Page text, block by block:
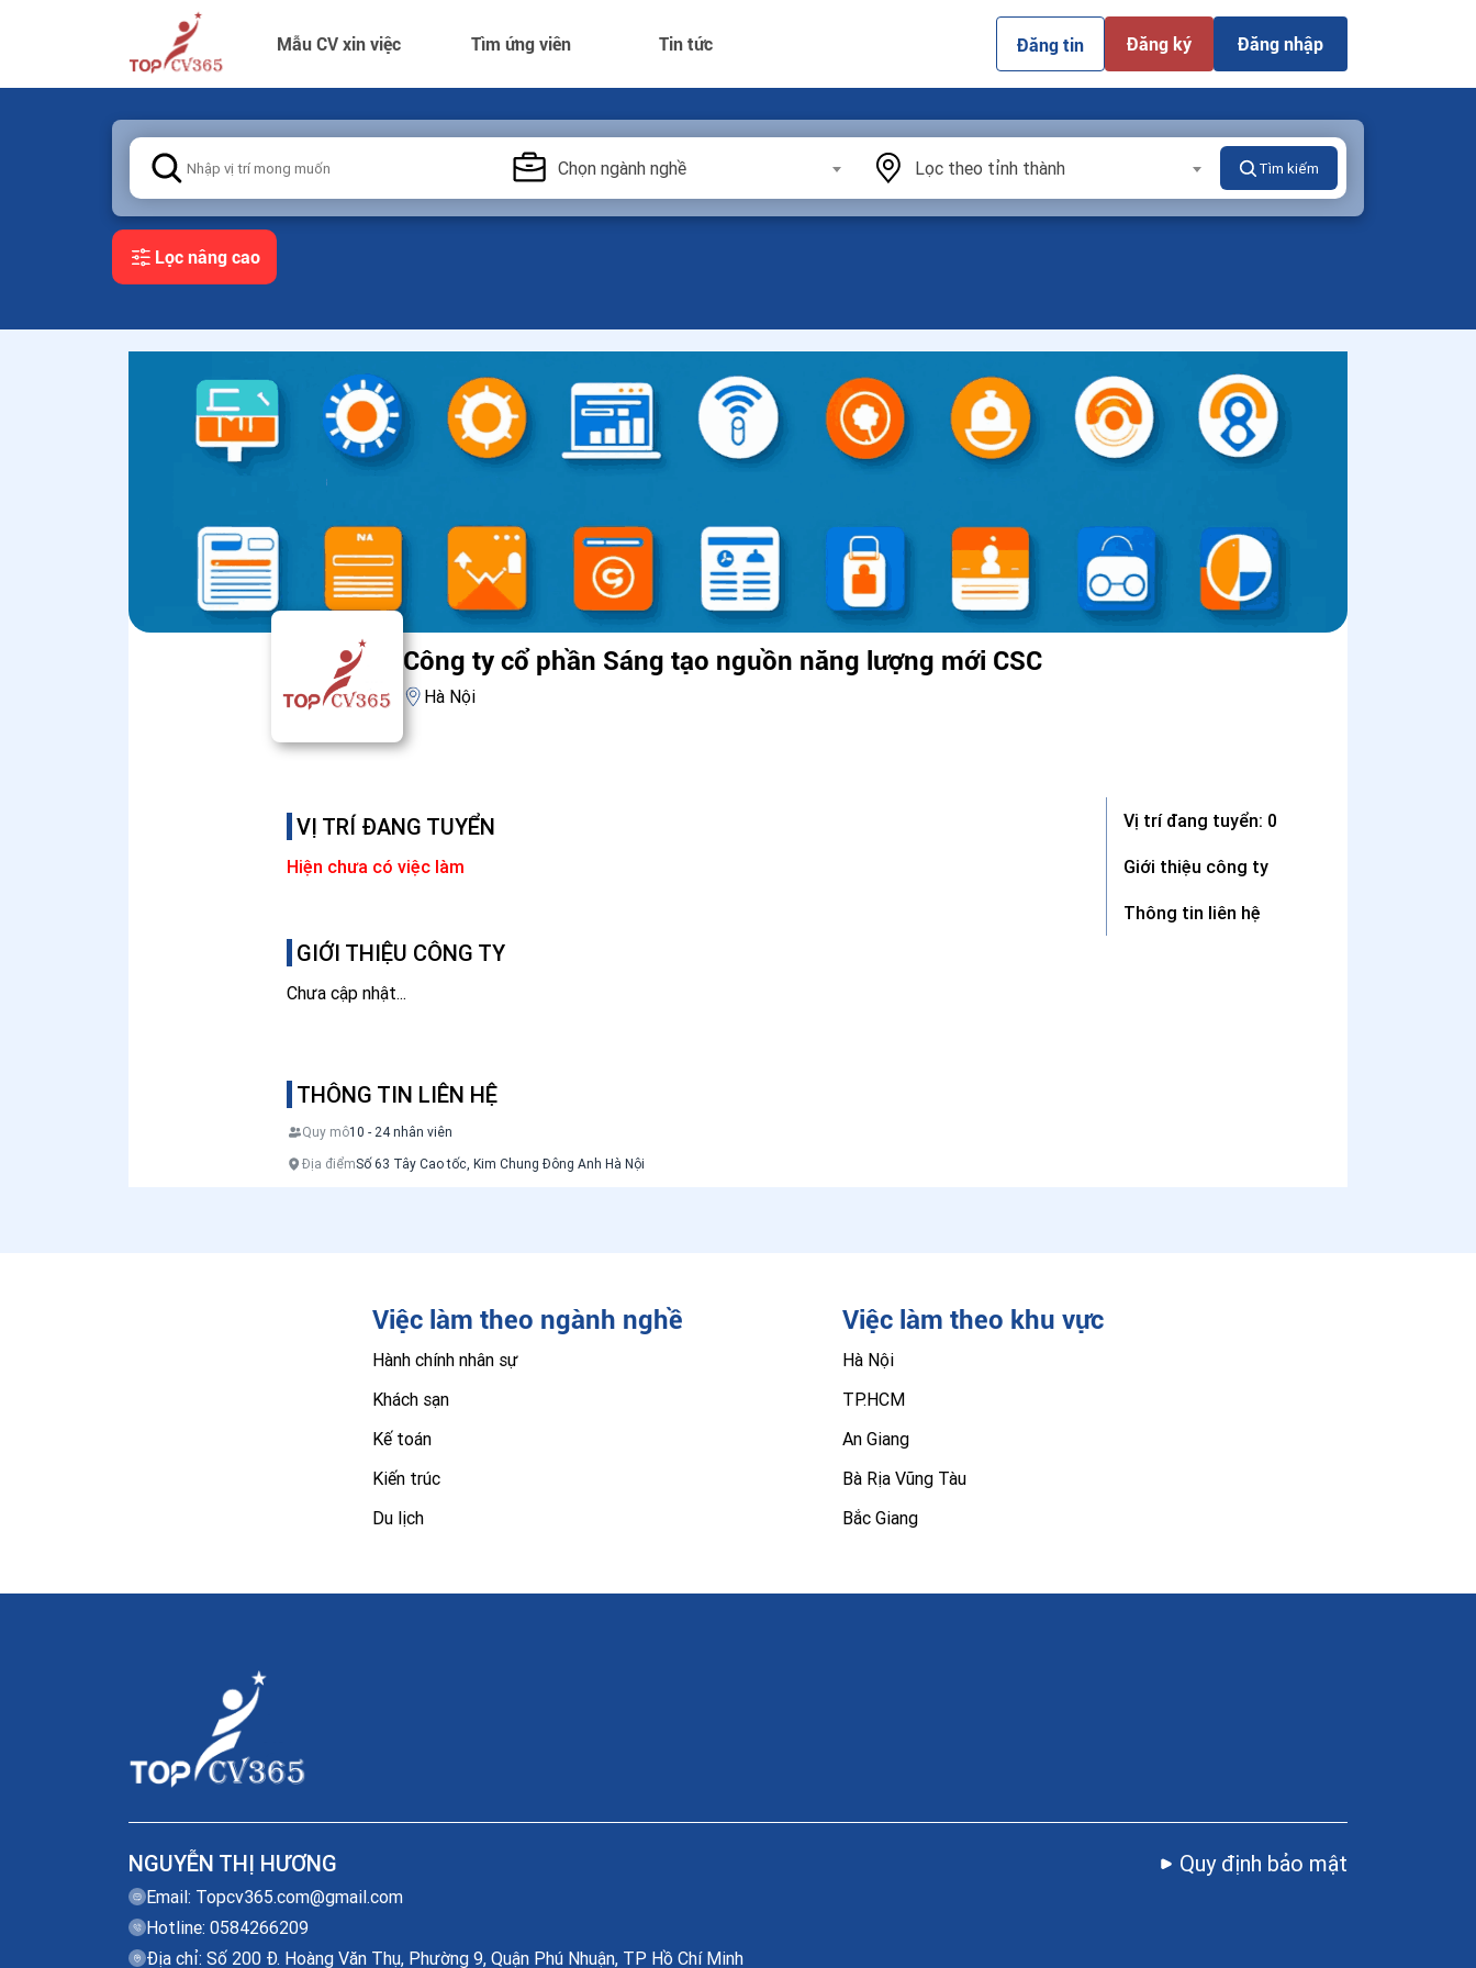
Mẫu CV xin việc Tìm ứng viên Tin tức Đăng tin Đăng ký Đăng nhập
Chọn ngành nghề Lọc theo tỉnh thành Tìm kiếm
Lọc nâng cao
Công ty cổ phần Sáng tạo nguồn năng lượng mới CSC
Hà Nội
VỊ TRÍ ĐANG TUYỂN
Hiện chưa có việc làm
GIỚI THIỆU CÔNG TY
Chưa cập nhật...
THÔNG TIN LIÊN HỆ
Quy mô10 - 24 nhân viên
Địa điểmSố 63 Tây Cao tốc, Kim Chung Đông Anh Hà Nội
Vị trí đang tuyển: 0
Giới thiệu công ty
Thông tin liên hệ
Việc làm theo ngành nghề
Hành chính nhân sự
Khách sạn
Kế toán
Kiến trúc
Du lịch
Việc làm theo khu vực
Hà Nội
TP.HCM
An Giang
Bà Rịa Vũng Tàu
Bắc Giang
NGUYỄN THỊ HƯƠNG
Email: Topcv365.com@gmail.com
Hotline: 0584266209
Địa chỉ: Số 200 Đ. Hoàng Văn Thụ, Phường 9, Quận Phú Nhuận, TP Hồ Chí Minh
Quy định bảo mật